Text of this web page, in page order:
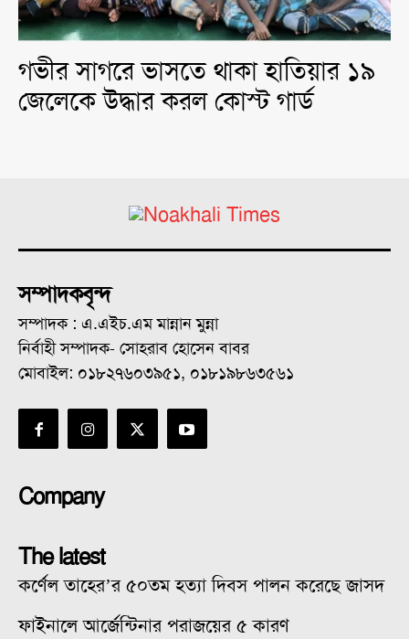
গভীর সাগরে ভাসতে থাকা হাতিয়ার ১৯
জেলেকে উদ্ধার করল কোস্ট গার্ড
সম্পাদকবৃন্দ
সম্পাদক : এ.এইচ.এম মান্নান মুন্না
নির্বাহী সম্পাদক- সোহরাব হোসেন বাবর
মোবাইল: ০১৮২৭৬০৩৯৫১, ০১৮১৯৮৬৩৫৬১
Company
The latest
কর্ণেল তাহের’র ৫০তম হত্যা দিবস পালন করেছে জাসদ
ফাইনালে আর্জেন্টিনার পরাজয়ের ৫ কারণ